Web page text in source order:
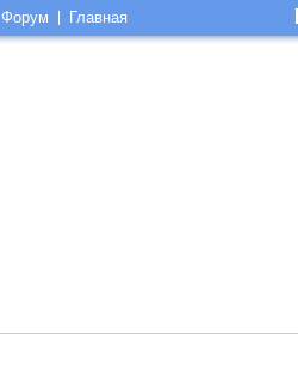
Форум Главная